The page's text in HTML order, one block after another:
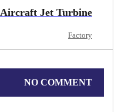
Aircraft Jet Turbine
Factory
NO COMMENT